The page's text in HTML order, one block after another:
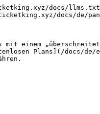
docs/llms.txt).
docs/de/
mit einem
Plans](/docs/